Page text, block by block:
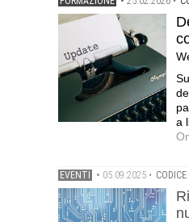
a
EVENTI • 05.09.2025 •